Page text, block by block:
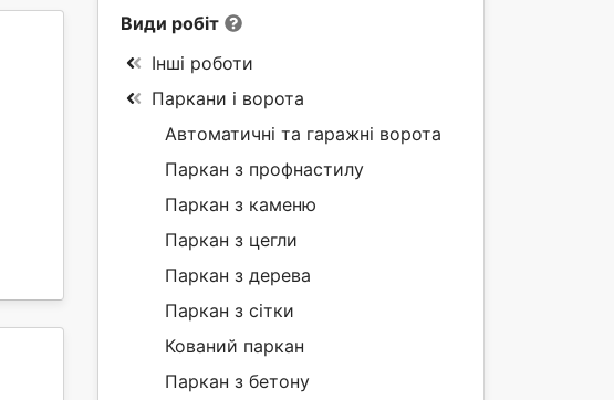
Види робіт
Інші роботи
Паркани і ворота
Автоматичні та гаражні ворота
Паркан з профнастилу
Паркан з каменю
Паркан з цегли
Паркан з дерева
Паркан з сітки
Кований паркан
Паркан з бетону